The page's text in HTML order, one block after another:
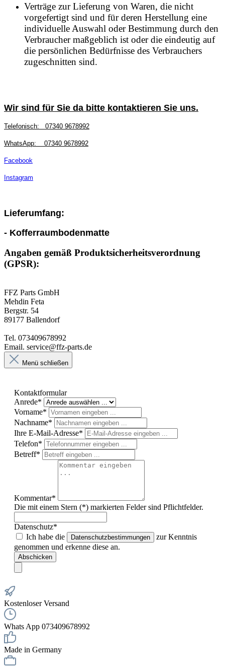
Verträge zur Lieferung von Waren, die nicht
vorgefertigt sind und für deren Herstellung eine
individuelle Auswahl oder Bestimmung durch den
Verbraucher maßgeblich ist oder die eindeutig auf
die persönlichen Bedürfnisse des Verbrauchers
zugeschnitten sind.
Wir sind für Sie da bitte kontaktieren Sie uns.
Telefonisch: 07340 9678992
WhatsApp: 07340 9678992
Facebook
Instagram
Lieferumfang:
- Kofferraumbodenmatte
Angaben gemäß Produktsicherheitsverordnung
(GPSR):
FFZ Parts GmbH
Mehdin Feta
Bergstr. 54
89177 Ballendorf
Tel. 073409678992
Email. service@ffz-parts.de
Menü schließen
Kontaktformular
Anrede*
Vorname*
Nachname*
Ihre E-Mail-Adresse*
Telefon*
Betreff*
Kommentar*
Die mit einem Stern (*) markierten Felder sind Pflichtfelder.
Datenschutz*
Ich habe die
Datenschutzbestimmungen
zur Kenntnis
genommen und erkenne diese an.
Abschicken
Kostenloser Versand
Whats App 073409678992
Made in Germany